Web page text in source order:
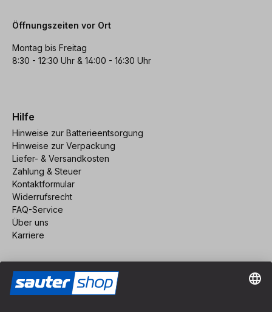
Öffnungszeiten vor Ort
Montag bis Freitag
8:30 - 12:30 Uhr & 14:00 - 16:30 Uhr
Hilfe
Hinweise zur Batterieentsorgung
Hinweise zur Verpackung
Liefer- & Versandkosten
Zahlung & Steuer
Kontaktformular
Widerrufsrecht
FAQ-Service
Über uns
Karriere